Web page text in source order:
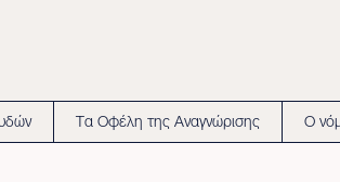
Τα Οφέλη της Αναγνώρισης Ο